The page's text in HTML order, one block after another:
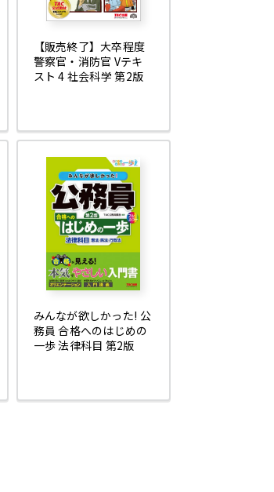
【販売終了】大卒程度
警察官・消防官 Vテキ
スト 4 社会科学 第2版
みんなが欲しかった! 公
務員 合格へのはじめの
一歩 法律科目 第2版